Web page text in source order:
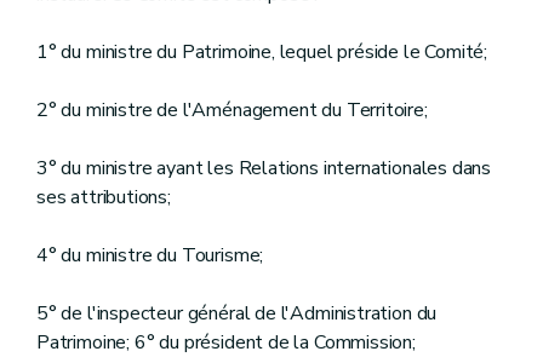
1° du ministre du Patrimoine, lequel préside le Comité;
2° du ministre de l'Aménagement du Territoire;
3° du ministre ayant les Relations internationales dans
ses attributions;
4° du ministre du Tourisme;
5° de l'inspecteur général de l'Administration du
Patrimoine; 6° du président de la Commission;